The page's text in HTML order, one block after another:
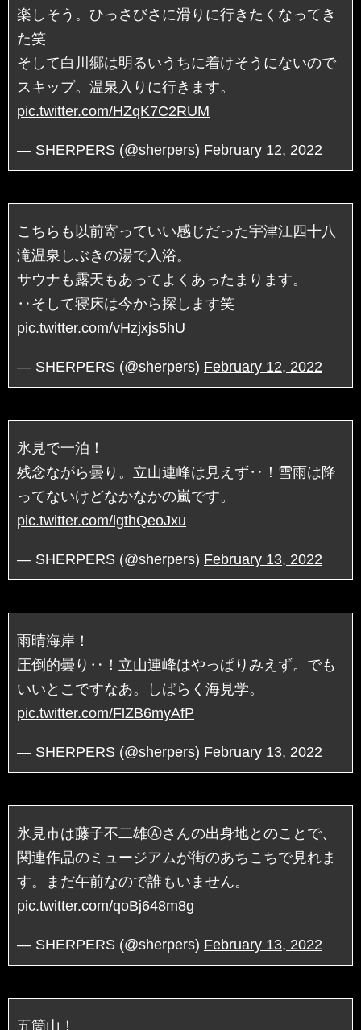
楽しそう。ひっさびさに滑りに行きたくなってき
た笑
そして白川郷は明るいうちに着けそうにないので
スキップ。温泉入りに行きます。
pic.twitter.com/HZqK7C2RUM
— SHERPERS (@sherpers) February 12, 2022
こちらも以前寄っていい感じだった宇津江四十八
滝温泉しぶきの湯で入浴。
サウナも露天もあってよくあったまります。
‥そして寝床は今から探します笑
pic.twitter.com/vHzjxjs5hU
— SHERPERS (@sherpers) February 12, 2022
氷見で一泊！
残念ながら曇り。立山連峰は見えず‥！雪雨は降
ってないけどなかなかの嵐です。
pic.twitter.com/lgthQeoJxu
— SHERPERS (@sherpers) February 13, 2022
雨晴海岸！
圧倒的曇り‥！立山連峰はやっぱりみえず。でも
いいとこですなあ。しばらく海見学。
pic.twitter.com/FlZB6myAfP
— SHERPERS (@sherpers) February 13, 2022
氷見市は藤子不二雄Ⓐさんの出身地とのことで、
関連作品のミュージアムが街のあちこちで見れま
す。まだ午前なので誰もいません。
pic.twitter.com/qoBj648m8g
— SHERPERS (@sherpers) February 13, 2022
五箇山！